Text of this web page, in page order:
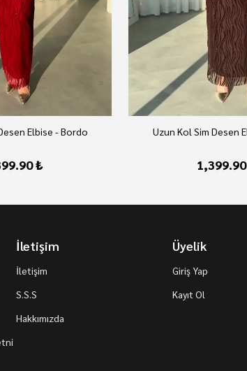
Elbise - Bordo
₺
Uzun Kol Sim Desen
İletişim
İletişim
S.S.S
Hakkımızda
Üyelik
Giriş Yap
Kayıt Ol